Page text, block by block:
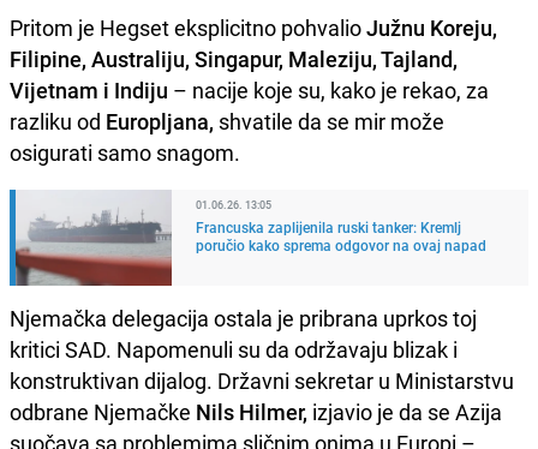
Pritom je Hegset eksplicitno pohvalioJužnu Koreju,
Filipine, Australiju, Singapur, Maleziju, Tajland,
Vijetnam i Indiju – nacije koje su, kako je rekao, za
razliku od Europljana, shvatile da se mir može
osigurati samo snagom.
01.06.26. 13:05
Francuska zaplijenila ruski tanker: Kremlj
poručio kako sprema odgovor na ovaj napad
Njemačka delegacija ostala je pribrana uprkos toj
kritici SAD. Napomenuli su da održavaju blizak i
konstruktivan dijalog. Državni sekretar u Ministarstvu
odbrane Njemačke Nils Hilmer, izjavio je da se Azija
suočava sa problemima sličnim onima u Europi –